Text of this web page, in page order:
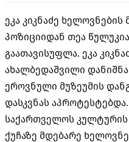
ეკა კიკნაძე
პოზიციიდან თეა
გაათავისუფლა. ეკა
ახალბედაშვილი
ეროვნული მუზეუმის
დასკვნას
საქართველოს კულტურის
ქუჩაზე მდებარე